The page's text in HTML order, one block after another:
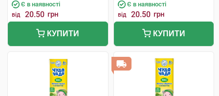
Є в наявності
від 20.50 грн
КУПИТИ
Є в наявності
від 20.50 грн
КУПИТИ